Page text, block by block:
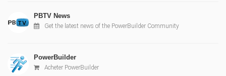
PBTV News
Get the latest news of the PowerBuilder Community
PowerBuilder
Acheter PowerBuilder